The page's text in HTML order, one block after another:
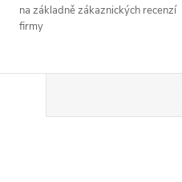
na základně zákaznických recenzí
firmy